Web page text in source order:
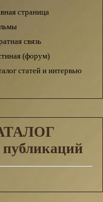
страница
связь
(форум)
статей и интервью